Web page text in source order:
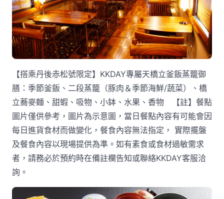
【搭乘丹後赤松號限定】KKDAY專屬天橋立釜飯蒸籠御
膳：季節釜飯、二段蒸籠（豚肉＆季節海鮮/蔬菜）、橋
立蕎麥麵、甜蝦、吸物、小鉢、水果、香物 【註】餐點
圖片僅供參考，圖片為示意圖，當日餐點內容有可能會因
每日進貨食材而做變化，餐食內容無法指定， 實際擺盤
及餐食內容以現場提供為準。如有素食或食材過敏需求
者，請務必於預約時在備註欄告知或聯絡KKDAY客服洽
詢。